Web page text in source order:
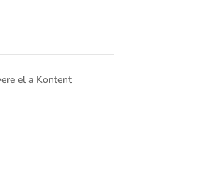
el a Kontent